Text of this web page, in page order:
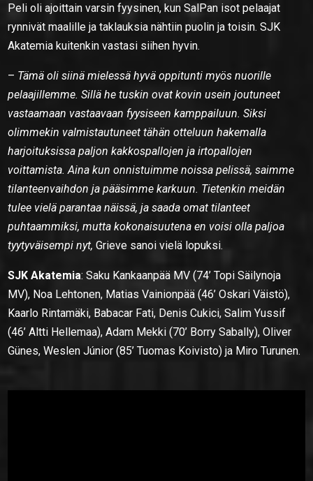
Peli oli ajoittain varsin fyysinen, kun SalPan isot pelaajat
rynnivät maalille ja taklauksia nähtiin puolin ja toisin. SJK
Akatemia kuitenkin vastasi siihen hyvin.
– Tämä oli siinä mielessä hyvä oppitunti myös nuorille
pelaajillemme. Sillä he tuskin ovat kovin usein joutuneet
vastaamaan vastaavaan fyysiseen kamppailuun. Siksi
olimmekin valmistautuneet tähän otteluun hakemalla
harjoituksissa paljon kakkospallojen ja irtopallojen
voittamista. Aina kun onnistuimme noissa pelissä, saimme
tilanteenvaihdon ja pääsimme karkuun. Tietenkin meidän
tulee vielä parantaa näissä, ja saada omat tilanteet
puhtaammiksi, mutta kokonaisuutena en voisi olla paljoa
tyytyväisempi nyt, Grieve sanoi vielä lopuksi.
SJK Akatemia: Saku Kankaanpää MV (74’ Topi Säilynoja
MV), Noa Lehtonen, Matias Vainionpää (46’ Oskari Väistö),
Kaarlo Rintamäki, Babacar Fati, Denis Cukici, Salim Yussif
(46’ Altti Hellemaa), Adam Mekki (70’ Borry Sabally), Oliver
Günes, Weslen Júnior (85’ Tuomas Koivisto) ja Miro Turunen.